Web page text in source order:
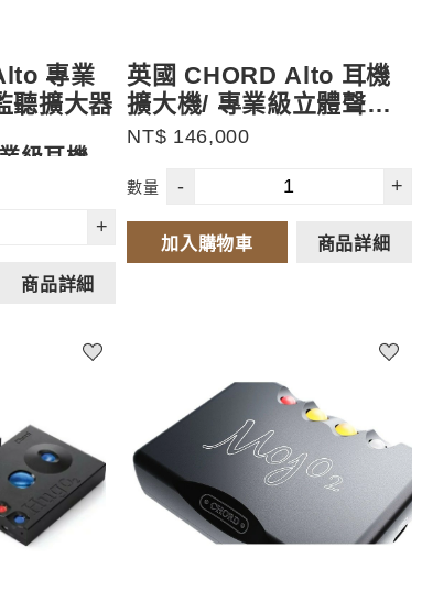
專業
聽擴大器
級耳機擴
機輸出 / 專業+
商品詳細
英國 CHORD Alto 耳機
擴大機/ 專業級立體聲性
能 專業擴大機
NT$ 146,000
數量 - +
加入購物車 商品詳細